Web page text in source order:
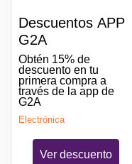
Descuentos APP
G2A
Obtén 15% de
descuento en tu
primera compra a
través de la app de
G2A
Electrónica
Ver descuento